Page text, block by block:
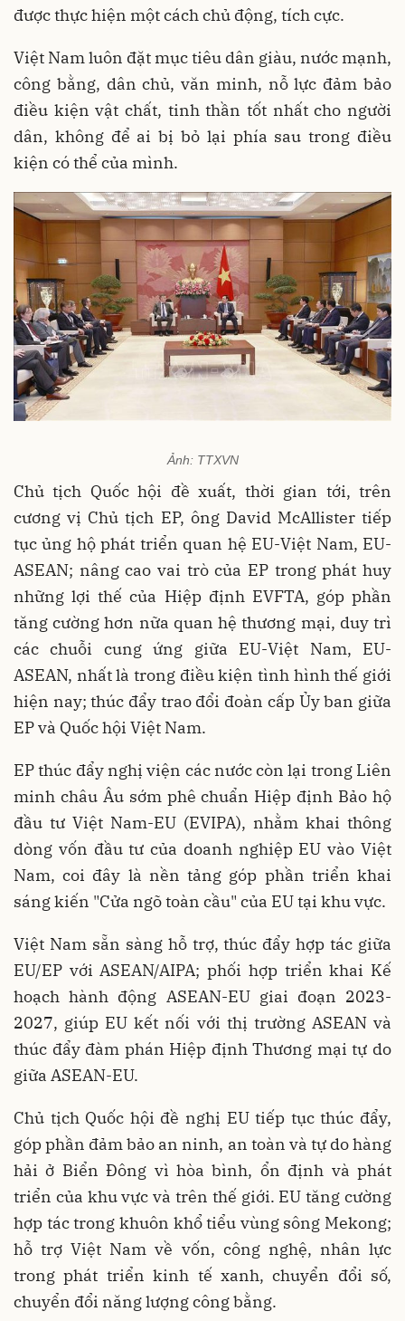
được thực hiện một cách chủ động, tích cực.
Việt Nam luôn đặt mục tiêu dân giàu, nước mạnh,
công bằng, dân chủ, văn minh, nỗ lực đảm bảo
điều kiện vật chất, tinh thần tốt nhất cho người
dân, không để ai bị bỏ lại phía sau trong điều
kiện có thể của mình.
Ảnh: TTXVN
Chủ tịch Quốc hội đề xuất, thời gian tới, trên
cương vị Chủ tịch EP, ông David McAllister tiếp
tục ủng hộ phát triển quan hệ EU-Việt Nam, EU-
ASEAN; nâng cao vai trò của EP trong phát huy
những lợi thế của Hiệp định EVFTA, góp phần
tăng cường hơn nữa quan hệ thương mại, duy trì
các chuỗi cung ứng giữa EU-Việt Nam, EU-
ASEAN, nhất là trong điều kiện tình hình thế giới
hiện nay; thúc đẩy trao đổi đoàn cấp Ủy ban giữa
EP và Quốc hội Việt Nam.
EP thúc đẩy nghị viện các nước còn lại trong Liên
minh châu Âu sớm phê chuẩn Hiệp định Bảo hộ
đầu tư Việt Nam-EU (EVIPA), nhằm khai thông
dòng vốn đầu tư của doanh nghiệp EU vào Việt
Nam, coi đây là nền tảng góp phần triển khai
sáng kiến "Cửa ngõ toàn cầu" của EU tại khu vực.
Việt Nam sẵn sàng hỗ trợ, thúc đẩy hợp tác giữa
EU/EP với ASEAN/AIPA; phối hợp triển khai Kế
hoạch hành động ASEAN-EU giai đoạn 2023-
2027, giúp EU kết nối với thị trường ASEAN và
thúc đẩy đàm phán Hiệp định Thương mại tự do
giữa ASEAN-EU.
Chủ tịch Quốc hội đề nghị EU tiếp tục thúc đẩy,
góp phần đảm bảo an ninh, an toàn và tự do hàng
hải ở Biển Đông vì hòa bình, ổn định và phát
triển của khu vực và trên thế giới. EU tăng cường
hợp tác trong khuôn khổ tiểu vùng sông Mekong;
hỗ trợ Việt Nam về vốn, công nghệ, nhân lực
trong phát triển kinh tế xanh, chuyển đổi số,
chuyển đổi năng lượng công bằng.